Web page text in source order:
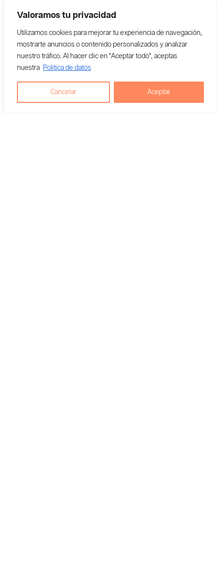
Valoramos tu privacidad
Utilizamos cookies para mejorar tu experiencia de navegación,
mostrarte anuncios o contenido personalizados y analizar
nuestro tráfico. Al hacer clic en "Aceptar todo", aceptas
nuestra Politica de datos
Cancelar Aceptar